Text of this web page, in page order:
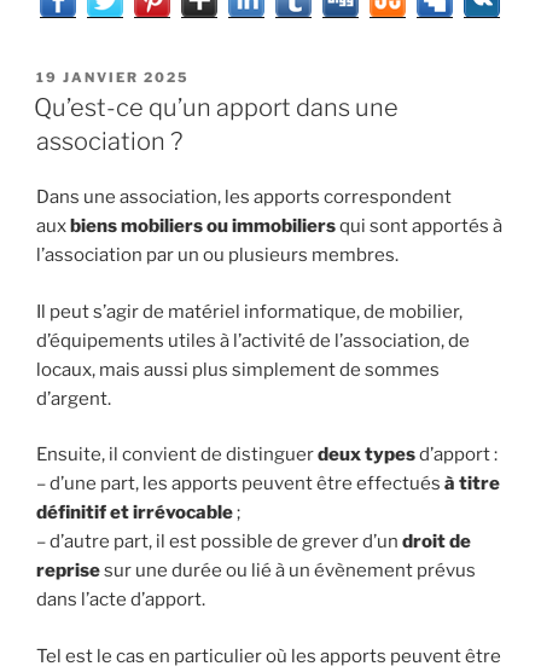
PUBLIÉ
LE
19 JANVIER 2025
Qu’est-ce qu’un apport dans une
association ?
Dans une association, les apports correspondent
aux biens mobiliers ou immobiliersqui sont apportés à
l’association par un ou plusieurs membres.
Il peut s’agir de matériel informatique, de mobilier,
d’équipements utiles à l’activité de l’association, de
locaux, mais aussi plus simplement de sommes
d’argent.
Ensuite, il convient de distinguerdeux typesd’apport :
– d’une part, les apports peuvent être effectués à titre
définitif et irrévocable;
– d’autre part, il est possible de grever d’un droit de
reprisesur une durée ou lié à un évènement prévus
dans l’acte d’apport.
Tel est le cas en particulier où les apports peuvent être